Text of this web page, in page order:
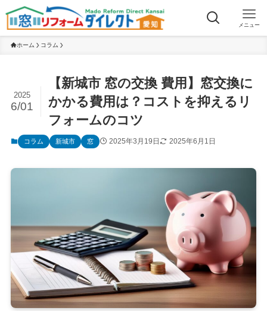
メニュー
ホーム コラム
【新城市 窓の交換 費用】窓交換に
かかる費用は？コストを抑えるリ
フォームのコツ
2025
6/01
コラム 新城市 窓 2025年3月19日 2025年6月1日